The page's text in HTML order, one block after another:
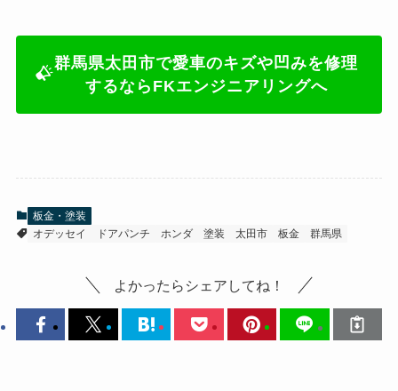
群馬県太田市で愛車のキズや凹みを修理
するならFKエンジニアリングへ
板金・塗装
オデッセイ
ドアパンチ ホンダ 塗装 太田市 板金 群馬県
よかったらシェアしてね！